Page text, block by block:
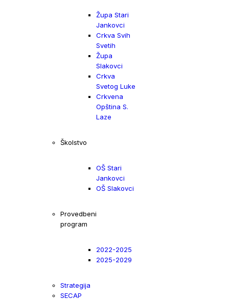
Župa Stari
Jankovci
Crkva Svih
Svetih
Župa
Slakovci
Crkva
Svetog Luke
Crkvena
Opština S.
Laze
Školstvo
OŠ Stari
Jankovci
OŠ Slakovci
Provedbeni
program
2022-2025
2025-2029
Strategija
SECAP